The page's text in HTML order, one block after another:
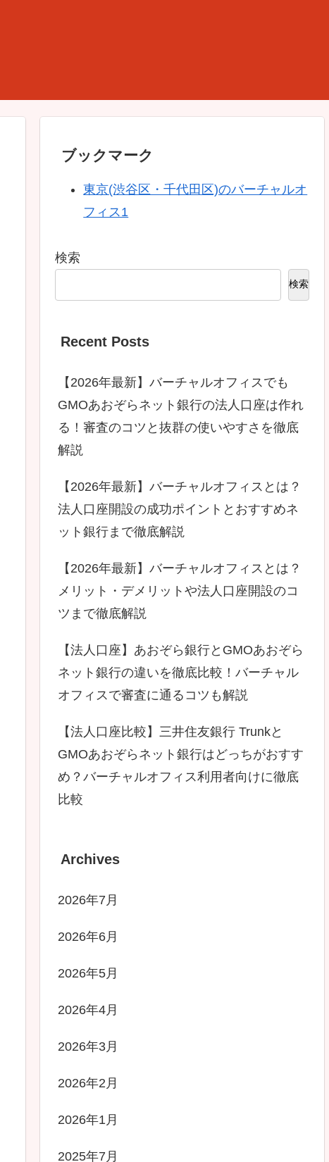
ブックマーク
東京(渋谷区・千代田区)のバーチャルオ
フィス1
検索
検索
Recent Posts
【2026年最新】バーチャルオフィスでも
GMOあおぞらネット銀行の法人口座は作れ
る！審査のコツと抜群の使いやすさを徹底
解説
【2026年最新】バーチャルオフィスとは？
法人口座開設の成功ポイントとおすすめネ
ット銀行まで徹底解説
【2026年最新】バーチャルオフィスとは？
メリット・デメリットや法人口座開設のコ
ツまで徹底解説
【法人口座】あおぞら銀行とGMOあおぞら
ネット銀行の違いを徹底比較！バーチャル
オフィスで審査に通るコツも解説
【法人口座比較】三井住友銀行 Trunkと
GMOあおぞらネット銀行はどっちがおすす
め？バーチャルオフィス利用者向けに徹底
比較
Archives
2026年7月
2026年6月
2026年5月
2026年4月
2026年3月
2026年2月
2026年1月
2025年7月